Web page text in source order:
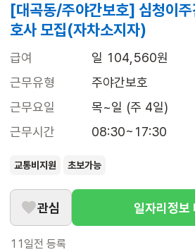
[대곡동/주야간보호] 심청이
호사 모집(자차소지자)
급여
일 104,560원
근무유형
주야간보호
근무요일
목~일 (주 4일)
근무시간
08:30~17:30
교통비지원 초보가능
관심 일자리정보
11일전 등록